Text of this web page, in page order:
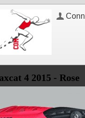
4 2015 - Rose